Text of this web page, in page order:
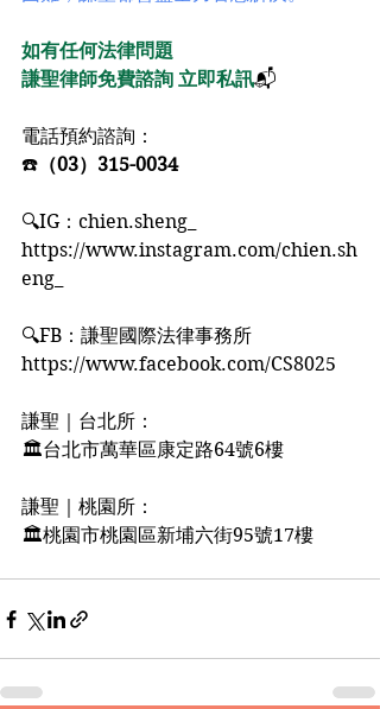
如有任何法律問題﻿
謙聖律師免費諮詢 立即私訊📬﻿
電話預約諮詢：﻿
☎️ （03）315-0034﻿
🔍IG：chien.sheng_﻿
https://www.instagram.com/chien.sh
eng_﻿
🔍FB：謙聖國際法律事務所﻿
https://www.facebook.com/CS8025﻿
謙聖｜台北所：﻿
🏛台北市萬華區康定路64號6樓﻿
謙聖｜桃園所：﻿
🏛桃園市桃園區新埔六街95號17樓